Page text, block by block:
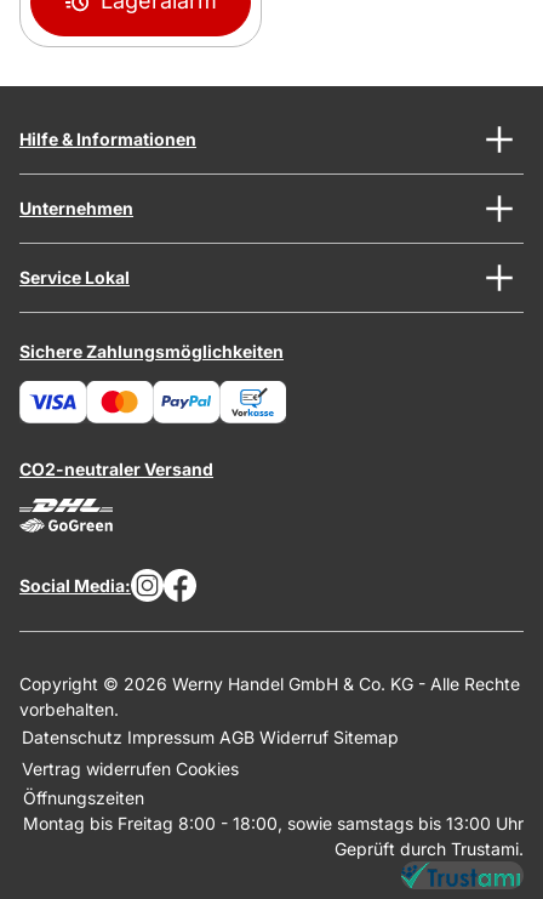
Hilfe & Informationen
Unternehmen
Service Lokal
Sichere Zahlungsmöglichkeiten
CO2-neutraler Versand
Social Media:
Copyright © 2026 Werny Handel GmbH & Co. KG - Alle Rechte
vorbehalten.
Datenschutz Impressum AGB Widerruf Sitemap
Vertrag widerrufen Cookies
Öffnungszeiten
Montag bis Freitag 8:00 - 18:00, sowie samstags bis 13:00 Uhr
Geprüft durch Trustami.